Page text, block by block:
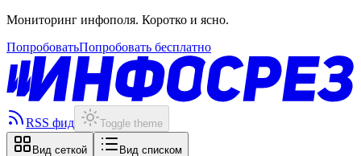
Мониторинг инфополя. Коротко и ясно.
ПопробоватьПопробовать бесплатно
RSS фид Toggle theme
Вид сеткой Вид списком